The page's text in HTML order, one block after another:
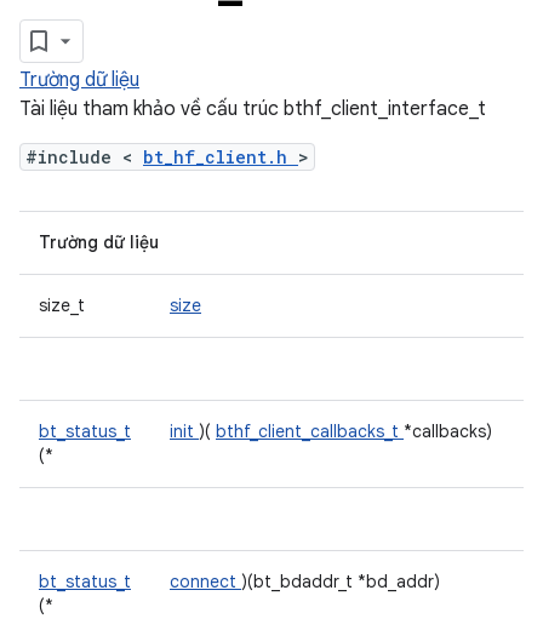
Trường dữ liệu
Tài liệu tham khảo về cấu trúc bthf_client_interface_t
#include < bt_hf_client.h >
Trường dữ liệu
size_t size
bt_status_t
(*
init )( bthf_client_callbacks_t *callbacks)
bt_status_t
(*
connect )(bt_bdaddr_t *bd_addr)